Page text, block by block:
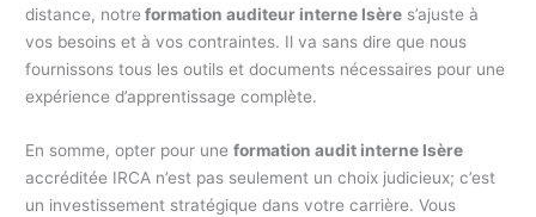
distance, notre formation auditeur interne Isère s’ajuste à
vos besoins et à vos contraintes. Il va sans dire que nous
fournissons tous les outils et documents nécessaires pour une
expérience d’apprentissage complète.
En somme, opter pour uneformation audit interne Isère
accréditée IRCA n’est pas seulement un choix judicieux; c’est
un investissement stratégique dans votre carrière. Vous